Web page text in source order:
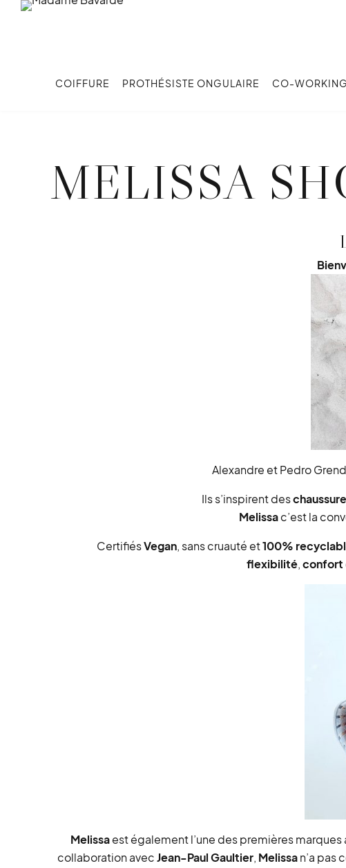
COIFFURE PROTHÉSISTE ONGULAIRE CO-WORKING
MELISSA
Alexandre et Pedro
Ils s’inspirent des
Melissac’est la
CertifiésVegan, sans cruauté et100%
flexibilité,confort
Melissaest également l’une des premières
collaboration avecJean-Paul Gaultier, Melissan’a pas